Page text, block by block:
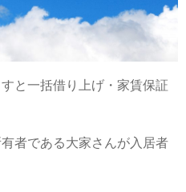
と一括借り上げ・家賃保証
者である大家さんが入居者